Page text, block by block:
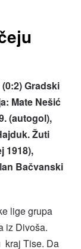
Gradski
Mate Nešić
(autogol),
Žuti
1918),
Bačvanski
lige grupa
iz Divoša.
kraj Tise. Da